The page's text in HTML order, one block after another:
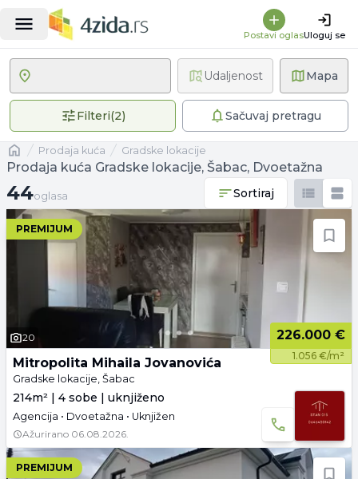
Postavi oglasUloguj se
Mapa
Filteri(2)2 primenjena filteraSačuvaj pretragu
Udaljenost
Naslovnaprodaja kuća Gradske lokacije
Prodaja kuća Gradske lokacije, Šabac, Dvoetažna
44 oglasa
44oglasa Sortiraj
PREMIJUM
20 226.000 €
1.056 €/m²
Mitropolita Mihaila Jovanovića
Gradske lokacije, Šabac
214m² | 4 sobe | uknjiženo
Agencija • Dvoetažna • Uknjižen
Ažurirano 06.08.2026.
PREMIJUM